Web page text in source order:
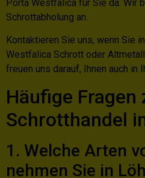
Porta Westfalica für Sie da. Wir
Schrottabholung an.
Kontaktieren Sie uns, wenn Sie
Westfalica Schrott oder
freuen uns darauf, Ihnen auch in
Häufige Fragen
Schrotthandel
1. Welche Arten
nehmen Sie in